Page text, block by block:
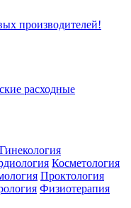
производителей!
расходные
Гинекология
Косметология
Проктология
Физиотерапия